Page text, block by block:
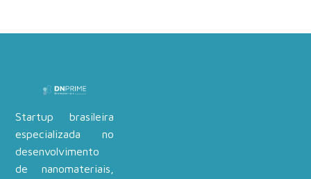
Startup brasileira
especializada no
desenvolvimento
de nanomateriais,